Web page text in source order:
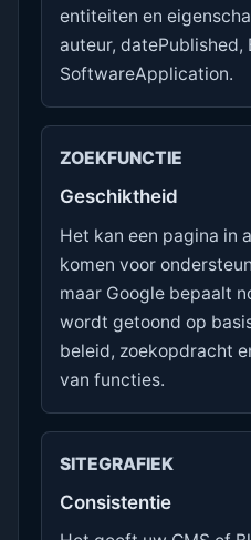
entiteiten en
auteur,
SoftwareApplication.
ZOEKFUNCTIE
Geschiktheid
Het kan een pagina in
komen voor
maar Google bepaalt
wordt getoond op
beleid, zoekopdracht
van functies.
SITEGRAFIEK
Consistentie